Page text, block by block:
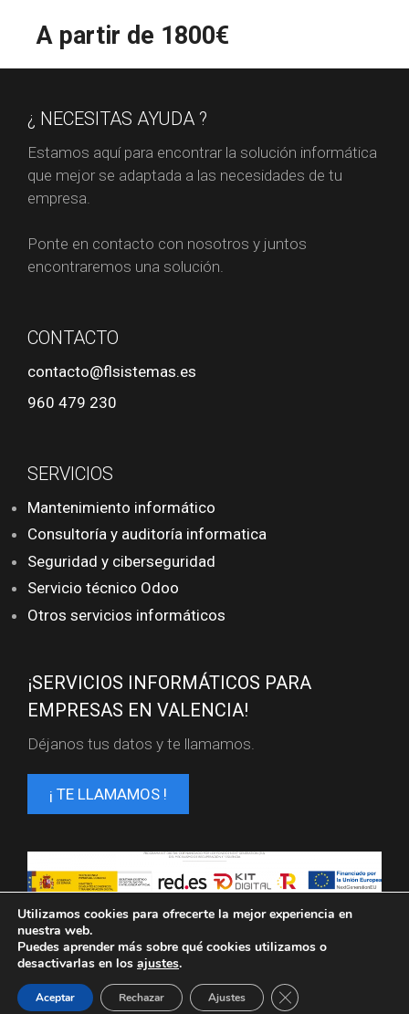
A partir de 1800€
¿ NECESITAS AYUDA ?
Estamos aquí para encontrar la solución informática
que mejor se adaptada a las necesidades de tu
empresa.
Ponte en contacto con nosotros y juntos
encontraremos una solución.
CONTACTO
contacto@flsistemas.es
960 479 230
SERVICIOS
Mantenimiento informático
Consultoría y auditoría informatica
Seguridad y ciberseguridad
Servicio técnico Odoo
Otros servicios informáticos
¡SERVICIOS INFORMÁTICOS PARA
EMPRESAS EN VALENCIA!
Déjanos tus datos y te llamamos.
¡ TE LLAMAMOS !
Servicios informaticos en Valencia. FL SISTEMAS ©
Política de privacidad
Aviso legal
Política de cookies
Utilizamos cookies para ofrecerte la mejor experiencia en
nuestra web.
Puedes aprender más sobre qué cookies utilizamos o
desactivarlas en los ajustes.
Aceptar Rechazar Ajustes Cerrar el banner de